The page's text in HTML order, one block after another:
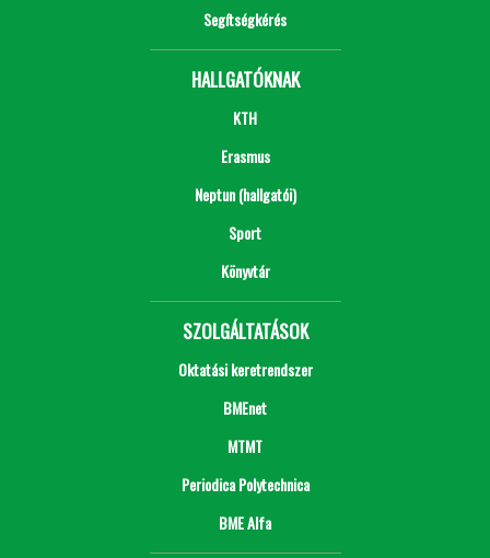
Segítségkérés
HALLGATÓKNAK
KTH
Erasmus
Neptun (hallgatói)
Sport
Könyvtár
SZOLGÁLTATÁSOK
Oktatási keretrendszer
BMEnet
MTMT
Periodica Polytechnica
BME Alfa